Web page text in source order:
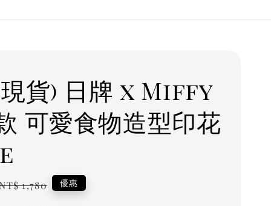
貨) 日牌 x Miffy
可愛食物造型印花
1,780 優惠